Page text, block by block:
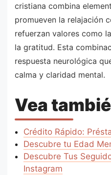
cristiana combina
promueven la relajación
refuerzan valores como
la gratitud. Esta
respuesta neurológica
calma y claridad mental.
Vea
Crédito Rápido:
Descubre tu Edad
Descubre Tus
Instagram